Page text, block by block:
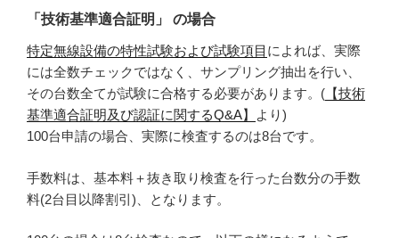
「技術基準適合証明」 の場合
特定無線設備の特性試験および試験項目 によれば、実際
には全数チェックではなく、サンプリング抽出を行い、
その台数全てが試験に合格する必要があります。( 【技術
基準適合証明及び認証に関するQ&A】
より)
100台申請の場合、実際に検査するのは8台です。
手数料は、基本料＋抜き取り検査を行った台数分の手数
料(2台目以降割引)、となります。